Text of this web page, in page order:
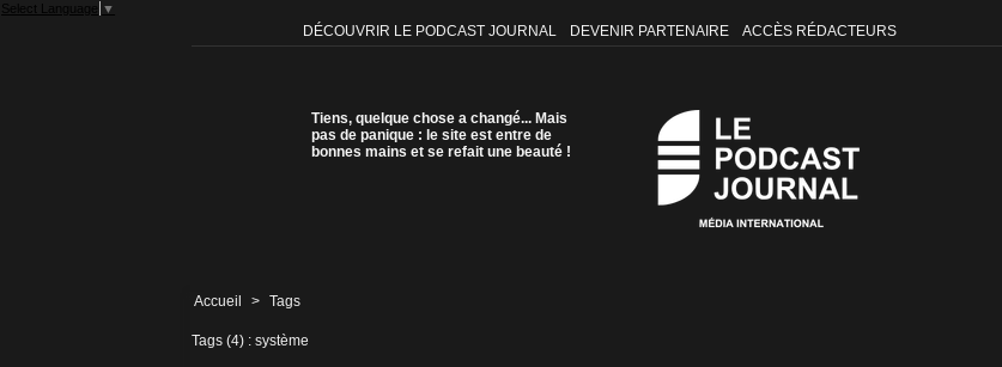
Select Language ▼
DÉCOUVRIR LE PODCAST JOURNAL DEVENIR PARTENAIRE ACCÈS RÉDACTEURS
Tiens, quelque chose a changé... Mais
pas de panique : le site est entre de
bonnes mains et se refait une beauté !
Accueil > Tags
Tags (4) : système